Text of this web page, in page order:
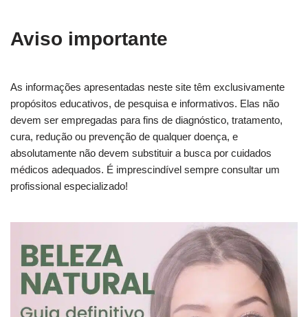
Aviso importante
As informações apresentadas neste site têm exclusivamente
propósitos educativos, de pesquisa e informativos. Elas não
devem ser empregadas para fins de diagnóstico, tratamento,
cura, redução ou prevenção de qualquer doença, e
absolutamente não devem substituir a busca por cuidados
médicos adequados. É imprescindível sempre consultar um
profissional especializado!